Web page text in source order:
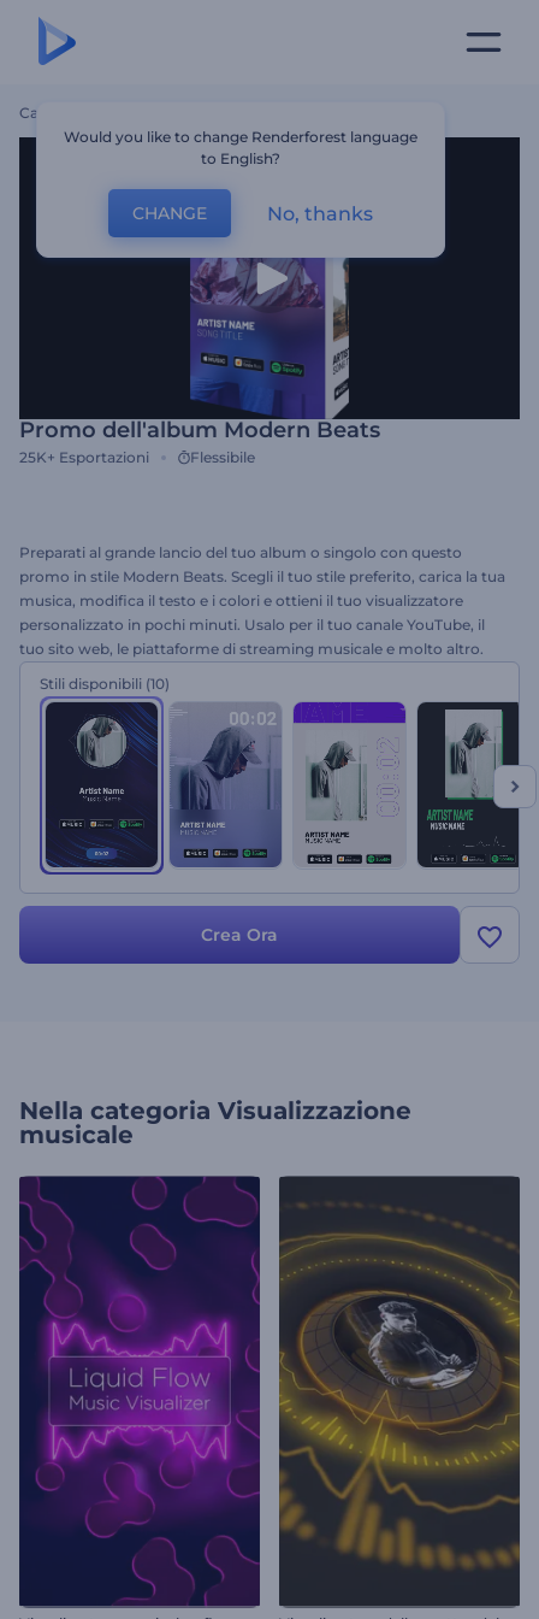
Casa
Promo dell'album Modern Beats
25K+ Esportazioni Flessibile
Preparati al grande lancio del tuo album o singolo con questo
promo in stile Modern Beats. Scegli il tuo stile preferito, carica la tua
musica, modifica il testo e i colori e ottieni il tuo visualizzatore
personalizzato in pochi minuti. Usalo per il tuo canale YouTube, il
tuo sito web, le piattaforme di streaming musicale e molto altro.
questo template!
Stili disponibili (10)
Crea Ora
Nella categoria Visualizzazione
musicale
Would you like to change Renderforest language
to English?
CHANGE No, thanks